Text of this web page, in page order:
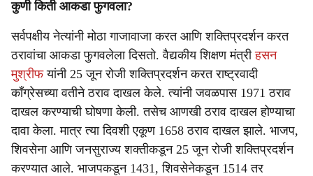
कुणी किती आकडा फुगवला?
सर्वपक्षीय नेत्यांनी मोठा गाजावाजा करत आणि शक्तिप्रदर्शन करत
ठरावांचा आकडा फुगवलेला दिसतो. वैद्यकीय शिक्षण मंत्रीहसन
मुश्रीफयांनी 25 जून रोजी शक्तिप्रदर्शन करत राष्ट्रवादी
काँग्रेसच्या वतीने ठराव दाखल केले. त्यांनी जवळपास 1971 ठराव
दाखल करण्याची घोषणा केली. तसेच आणखी ठराव दाखल होण्याचा
दावा केला. मात्र त्या दिवशी एकूण 1658 ठराव दाखल झाले. भाजप,
शिवसेना आणि जनसुराज्य शक्तीकडून 25 जून रोजी शक्तिप्रदर्शन
करण्यात आले. भाजपकडून 1431, शिवसेनेकडून 1514 तर